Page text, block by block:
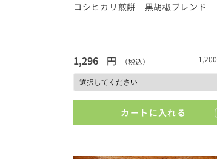
コシヒカリ煎餅 黒胡椒ブレンド
1,296 円 （税込） 1,200
カートに入れる